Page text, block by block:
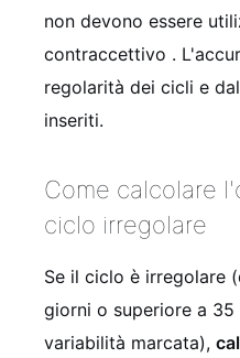
non devono essere
contraccettivo .
regolarità dei cicli e
inseriti.
Come calcolare
ciclo irregolare
Se il ciclo è irregolare
giorni o superiore a 35
variabilità marcata),